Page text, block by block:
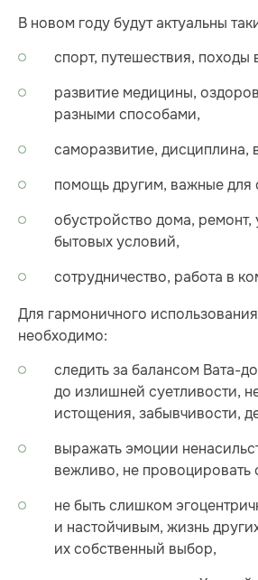
В новом году будут актуальны
спорт, путешествия, походы
развитие медицины,
разными способами,
саморазвитие, дисциплина,
помощь другим, важные для
обустройство дома,
бытовых условий,
сотрудничество, работа в
Для гармоничного
необходимо:
следить за балансом Вата-
до излишней суетливости,
истощения, забывчивости,
выражать эмоции
вежливо, не провоцировать
не быть слишком
и настойчивым, жизнь
их собственный выбор,